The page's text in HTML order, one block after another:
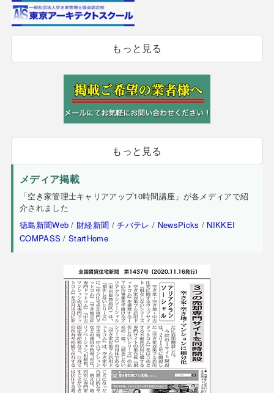
もっと見る
もっと見る
メディア掲載
「空き家管理士キャリアアップ10時間講座」が各メディアで紹
介されました
徳島新聞Web / 財経新聞 /チバテレ / NewsPicks / NIKKEI
COMPASS /StartHome